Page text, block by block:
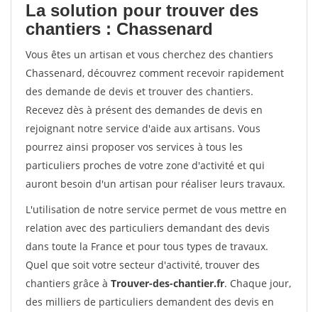
La solution pour trouver des
chantiers : Chassenard
Vous êtes un artisan et vous cherchez des chantiers
Chassenard, découvrez comment recevoir rapidement
des demande de devis et trouver des chantiers.
Recevez dès à présent des demandes de devis en
rejoignant notre service d'aide aux artisans. Vous
pourrez ainsi proposer vos services à tous les
particuliers proches de votre zone d'activité et qui
auront besoin d'un artisan pour réaliser leurs travaux.
L'utilisation de notre service permet de vous mettre en
relation avec des particuliers demandant des devis
dans toute la France et pour tous types de travaux.
Quel que soit votre secteur d'activité, trouver des
chantiers grâce à Trouver-des-chantier.fr. Chaque jour,
des milliers de particuliers demandent des devis en